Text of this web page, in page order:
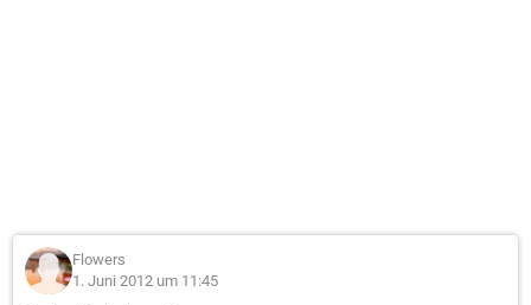
Flowers
1. Juni 2012 um 11:45